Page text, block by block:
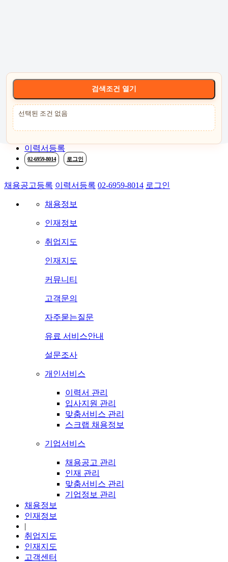
이력서등록
02-6959-8014 로그인
채용공고등록 이력서등록 02-6959-8014 로그인
채용정보
인재정보
취업지도
인재지도
커뮤니티
고객문의
자주묻는질문
유료 서비스안내
설문조사
개인서비스
이력서 관리
입사지원 관리
맞춤서비스 관리
스크랩 채용정보
기업서비스
채용공고 관리
인재 관리
맞춤서비스 관리
기업정보 관리
채용정보
인재정보
|
취업지도
인재지도
고객센터
검색조건 열기
선택된 조건 없음